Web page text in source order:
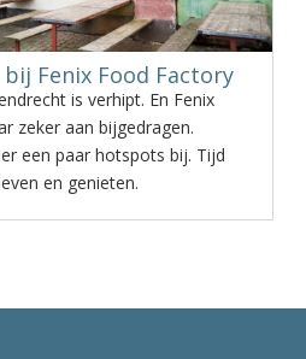
Fenix Food Factory
is verhipt. En Fenix
zeker aan bijgedragen.
een paar hotspots bij. Tijd
en genieten.